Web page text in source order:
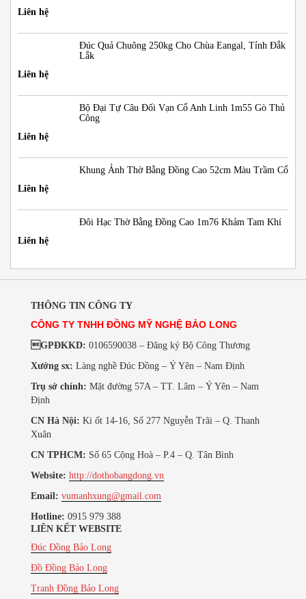
Liên hệ
Đúc Quả Chuông 250kg Cho Chùa Eangal, Tỉnh Đắk
Lắk
Liên hệ
Bộ Đại Tự Câu Đối Vạn Cổ Anh Linh 1m55 Gò Thủ
Công
Liên hệ
Khung Ảnh Thờ Bằng Đồng Cao 52cm Màu Trầm Cổ
Liên hệ
Đôi Hạc Thờ Bằng Đồng Cao 1m76 Khảm Tam Khí
Liên hệ
THÔNG TIN CÔNG TY
CÔNG TY TNHH ĐỒNG MỸ NGHỆ BẢO LONG
GPĐKKD: 0106590038 – Đăng ký Bộ Công Thương
Xưởng sx: Làng nghề Đúc Đồng – Ý Yên – Nam Định
Trụ sở chính: Mặt đường 57A – TT. Lâm – Ý Yên – Nam
Định
CN Hà Nội: Ki ốt 14-16, Số 277 Nguyễn Trãi – Q. Thanh
Xuân
CN TPHCM: Số 65 Cộng Hoà – P.4 – Q. Tân Bình
Website: http://dothobangdong.vn
Email: vumanhxung@gmail.com
Hotline: 0915 979 388
LIÊN KẾT WEBSITE
Đúc Đồng Bảo Long
Đồ Đồng Bảo Long
Tranh Đồng Bảo Long